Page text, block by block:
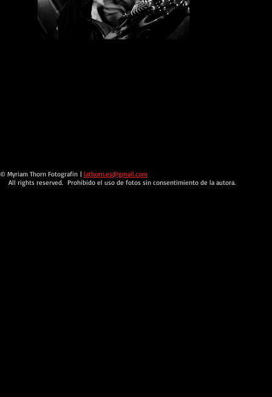
© Myriam Thorn Fotografin | lathorn.es@gmail.com
All rights reserved. Prohibido el uso de fotos sin consentimiento de la autora.